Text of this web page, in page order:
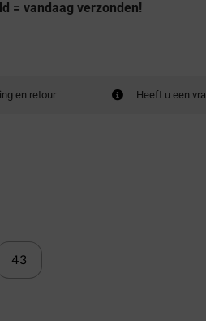
= vandaag verzonden!
en retour Heeft u een
43